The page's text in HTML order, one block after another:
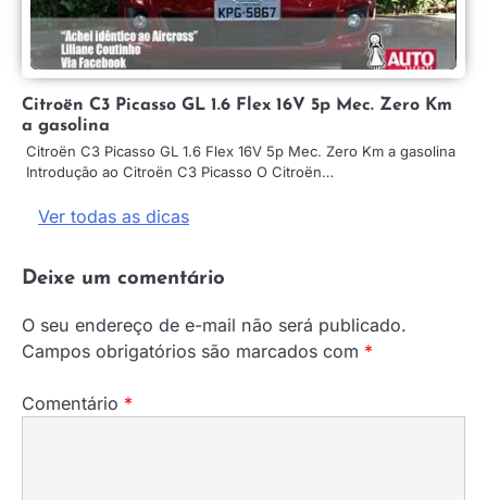
Citroën C3 Picasso GL 1.6 Flex 16V 5p Mec. Zero Km
a gasolina
Citroën C3 Picasso GL 1.6 Flex 16V 5p Mec. Zero Km a gasolina
Introdução ao Citroën C3 Picasso O Citroën…
Ver todas as dicas
Deixe um comentário
O seu endereço de e-mail não será publicado.
Campos obrigatórios são marcados com *
Comentário *